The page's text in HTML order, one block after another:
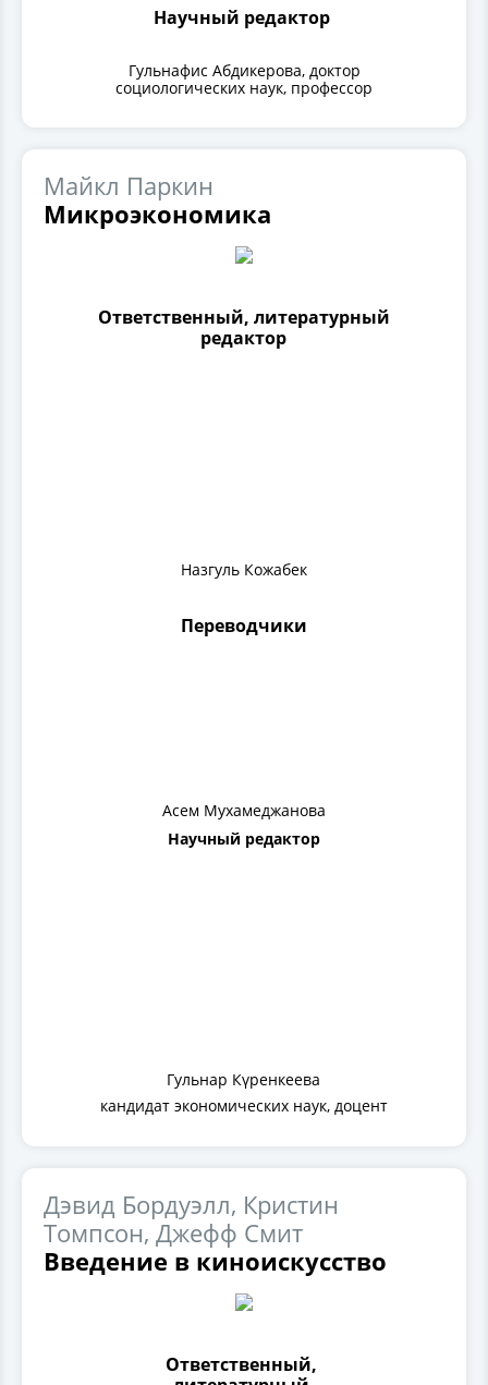
Научный редактор
Гульнафис Абдикерова, доктор
социологических наук, профессор
Майкл Паркин
Микроэкономика
Ответственный, литературный
редактор
Назгуль Кожабек
Переводчики
Асем Мухамеджанова
Научный редактор
Гульнар Күренкеева
кандидат экономических наук, доцент
Дэвид Бордуэлл, Кристин
Томпсон, Джефф Смит
Введение в киноискусство
Ответственный,